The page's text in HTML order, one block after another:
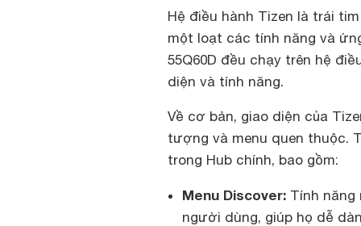
Hệ điều hành Tizen là trái
một loạt các tính năng và
55Q60D đều chạy trên hệ
diện và tính năng.
Về cơ bản, giao diện của
tượng và menu quen thuộc.
trong Hub chính, bao gồm:
Menu Discover: Tính năng
người dùng, giúp họ dễ